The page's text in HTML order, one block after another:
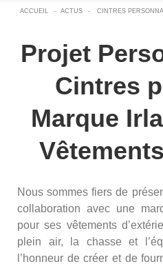
ACCUEIL - ACTUS - CINTRES
Projet
Cintres
Marque
Nous sommes fiers de
collaboration avec une
pour ses vêtements
plein air, la chasse et
l’honneur de créer et de